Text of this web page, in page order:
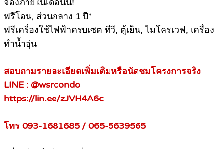
จองภายในเดือนนี้!
ฟรีโอน, ส่วนกลาง 1 ปี*
ฟรีเครื่องใช้ไฟฟ้าครบเซต ทีวี, ตู้เย็น, ไมโครเวฟ, เครื่อง
ทำน้ำอุ่น
สอบถามรายละเอียดเพิ่มเติมหรือนัดชมโครงการจริง
LINE : @wsrcondo
https://lin.ee/zJVH4A6c
โทร 093-1681685 / 065-5639565